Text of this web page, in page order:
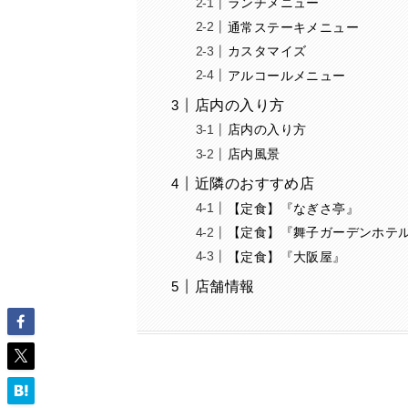
通常ステーキメニュー
カスタマイズ
アルコールメニュー
店内の入り方
店内の入り方
店内風景
近隣のおすすめ店
【定食】『なぎさ亭』
【定食】『舞子ガーデンホテ
【定食】『大阪屋』
店舗情報